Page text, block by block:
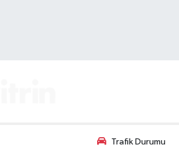
Trafik Durumu